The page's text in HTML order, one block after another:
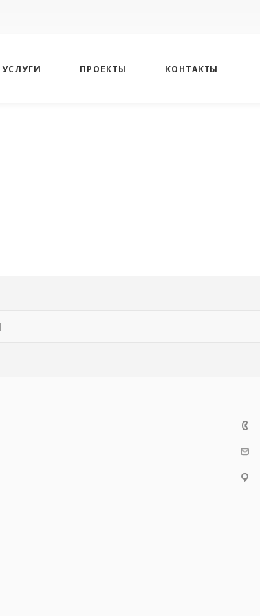
УСЛУГИ ПРОЕКТЫ КОНТАКТЫ